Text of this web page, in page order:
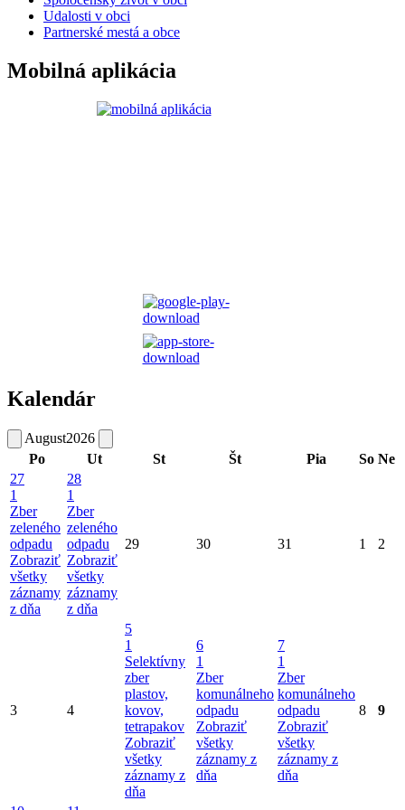
Udalosti v obci
Partnerské mestá a obce
Mobilná aplikácia
Kalendár
August2026
Po
Ut St Št Pia So Ne
27
1
Zber
zeleného
odpadu
Zobraziť
všetky
záznamy
z dňa
28
1
Zber
zeleného
odpadu
Zobraziť
všetky
záznamy
z dňa
29 30 31 1 2
3 4
5
1
Selektívny
zber
plastov,
kovov,
tetrapakov
Zobraziť
všetky
záznamy z
dňa
6
1
Zber
komunálneho
odpadu
Zobraziť
všetky
záznamy z
dňa
7
1
Zber
komunálneho
odpadu
Zobraziť
všetky
záznamy z
dňa
8 9